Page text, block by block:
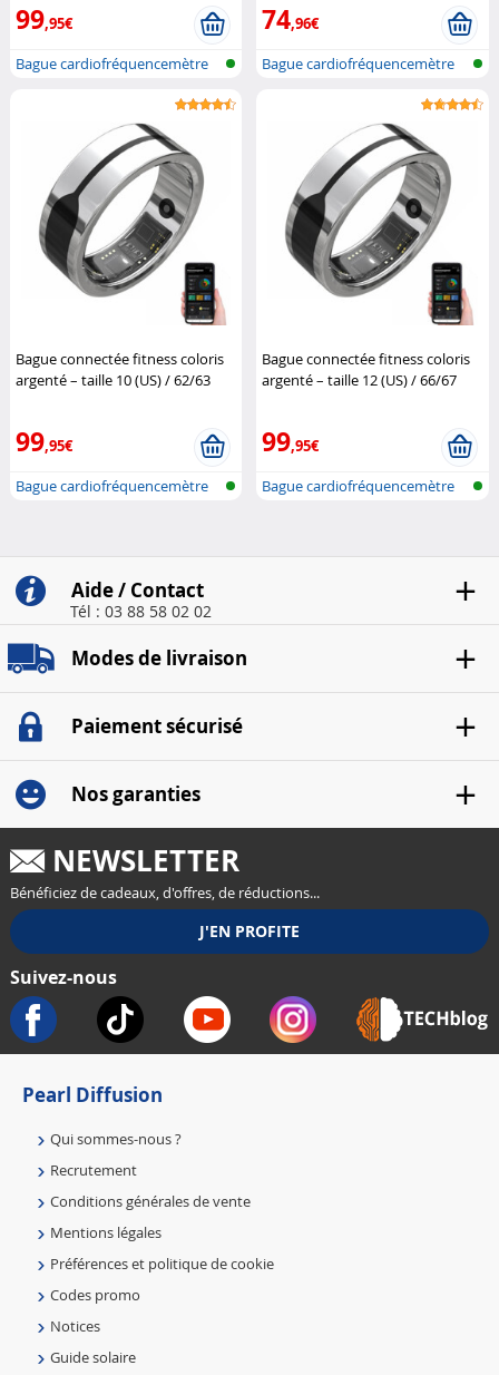
99,95€
Bague cardiofréquencemètre
74,96€
Bague cardiofréquencemètre
Bague connectée fitness coloris
argenté – taille 10 (US) / 62/63
99,95€
Bague cardiofréquencemètre
Bague connectée fitness coloris
argenté – taille 12 (US) / 66/67
99,95€
Bague cardiofréquencemètre
Aide / Contact
Tél : 03 88 58 02 02
Modes de livraison
Paiement sécurisé
Nos garanties
NEWSLETTER
Bénéficiez de cadeaux, d'offres, de réductions...
Suivez-nous
Pearl Diffusion
Qui sommes-nous ?
Recrutement
Conditions générales de vente
Mentions légales
Préférences et politique de cookie
Codes promo
Notices
Guide solaire